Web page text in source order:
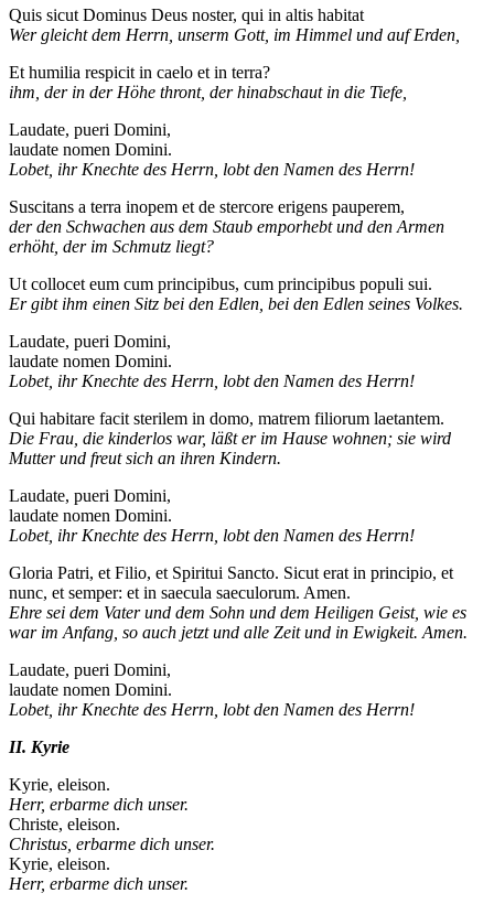
Quis sicut Dominus Deus noster, qui in altis habitat
Wer gleicht dem Herrn, unserm Gott, im Himmel und auf Erden,
Et humilia respicit in caelo et in terra?
ihm, der in der Höhe thront, der hinabschaut in die Tiefe,
Laudate, pueri Domini,
laudate nomen Domini.
Lobet, ihr Knechte des Herrn, lobt den Namen des Herrn!
Suscitans a terra inopem et de stercore erigens pauperem,
der den Schwachen aus dem Staub emporhebt und den Armen
erhöht, der im Schmutz liegt?
Ut collocet eum cum principibus, cum principibus populi sui.
Er gibt ihm einen Sitz bei den Edlen, bei den Edlen seines Volkes.
Laudate, pueri Domini,
laudate nomen Domini.
Lobet, ihr Knechte des Herrn, lobt den Namen des Herrn!
Qui habitare facit sterilem in domo, matrem filiorum laetantem.
Die Frau, die kinderlos war, läßt er im Hause wohnen; sie wird
Mutter und freut sich an ihren Kindern.
Laudate, pueri Domini,
laudate nomen Domini.
Lobet, ihr Knechte des Herrn, lobt den Namen des Herrn!
Gloria Patri, et Filio, et Spiritui Sancto. Sicut erat in principio, et
nunc, et semper: et in saecula saeculorum. Amen.
Ehre sei dem Vater und dem Sohn und dem Heiligen Geist, wie es
war im Anfang, so auch jetzt und alle Zeit und in Ewigkeit. Amen.
Laudate, pueri Domini,
laudate nomen Domini.
Lobet, ihr Knechte des Herrn, lobt den Namen des Herrn!
II. Kyrie
Kyrie, eleison.
Herr, erbarme dich unser.
Christe, eleison.
Christus, erbarme dich unser.
Kyrie, eleison.
Herr, erbarme dich unser.